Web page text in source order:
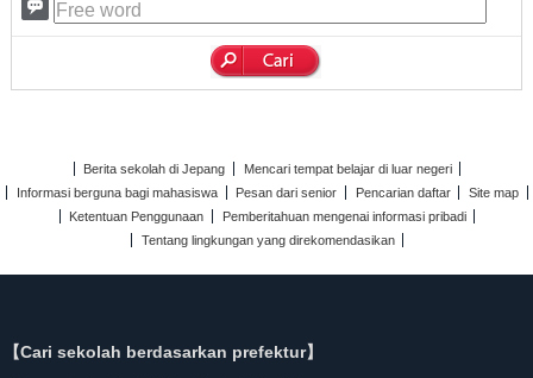
Berita sekolah di Jepang
Mencari tempat belajar di luar negeri
Informasi berguna bagi mahasiswa
Pesan dari senior Pencarian daftar
Site map
Ketentuan Penggunaan
Pemberitahuan mengenai informasi pribadi
Tentang lingkungan yang direkomendasikan
【Cari sekolah berdasarkan prefektur】